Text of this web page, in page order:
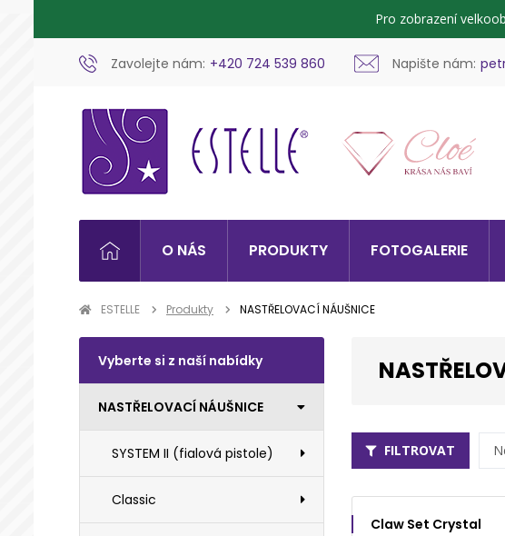
Pro zobrazení
Zavolejte nám: +420 724 539 860 Napište nám:
O NÁS PRODUKTY FOTOGALERIE
ESTELLE Produkty NASTŘELOVACÍ NÁUŠNICE
Vyberte si z naší nabídky
NASTŘELOVACÍ NÁUŠNICE
SYSTEM II (fialová pistole)
Classic
FILTROVAT
Claw Set Crystal